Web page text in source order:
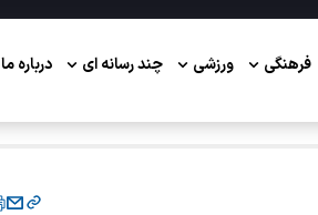
فرهنگی ورزشی چند رسانه ای درباره ما